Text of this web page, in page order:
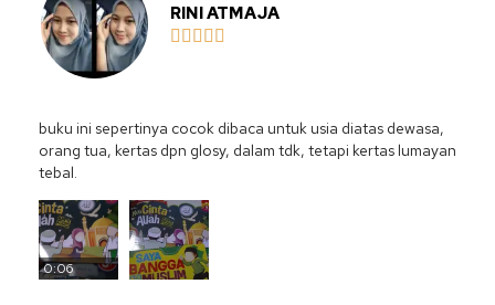
RINI ATMAJA
    
buku ini sepertinya cocok dibaca untuk usia diatas dewasa,
orang tua, kertas dpn glosy, dalam tdk, tetapi kertas lumayan
tebal.
0:06